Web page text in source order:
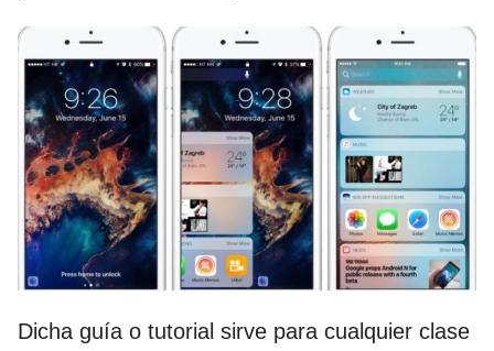
Dicha guía o tutorial sirve para cualquier clase